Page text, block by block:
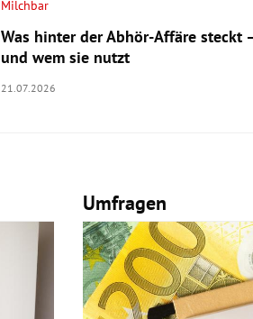
Milchbar
Was hinter der Abhör-Affäre steckt
und wem sie nutzt
21.07.2026
Umfragen